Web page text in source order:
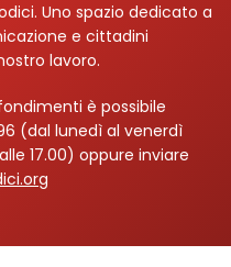
Uno spazio dedicato a
e cittadini
lavoro.
è possibile
(dal lunedì al venerdì
17.00) oppure inviare